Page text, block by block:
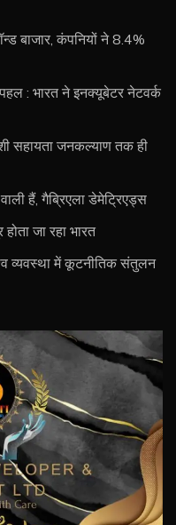
बाजार, कंपनियों ने 8.4%
: भारत ने इनक्यूबेटर नेटवर्क
सहायता जनकल्याण तक ही
हैं, गैब्रिएला डेमेट्रिएड्स
जा रहा भारत
व्यवस्था में कूटनीतिक संतुलन